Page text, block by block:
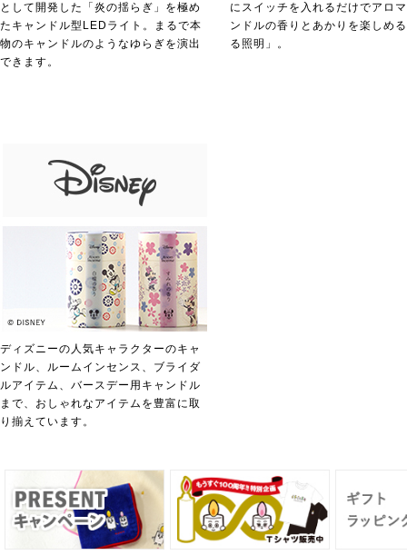
として開発した「炎の揺らぎ」を極め
たキャンドル型LEDライト。まるで本
物のキャンドルのようなゆらぎを演出
できます。
にスイッチを入れるだけでアロ
ンドルの香りとあかりを楽しめ
る照明」。
ディズニーの人気キャラクターのキャ
ンドル、ルームインセンス、ブライダ
ルアイテム、バースデー用キャンドル
まで、おしゃれなアイテムを豊富に取
り揃えています。